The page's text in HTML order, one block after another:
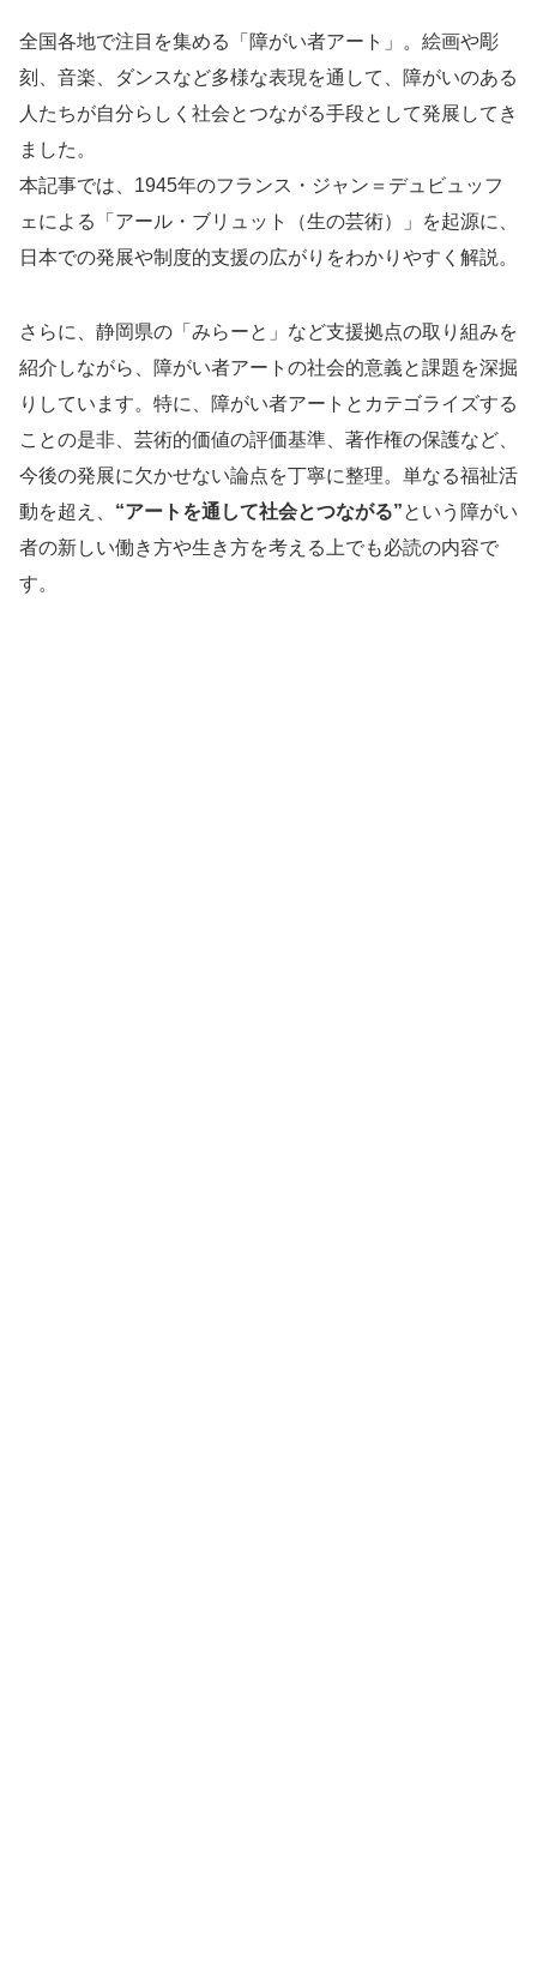
全国各地で注目を集める「障がい者アート」。絵画や彫
刻、音楽、ダンスなど多様な表現を通して、障がいのある
人たちが自分らしく社会とつながる手段として発展してき
ました。
本記事では、1945年のフランス・ジャン＝デュビュッフ
ェによる「アール・ブリュット（生の芸術）」を起源に、
日本での発展や制度的支援の広がりをわかりやすく解説。
さらに、静岡県の「みらーと」など支援拠点の取り組みを
紹介しながら、障がい者アートの社会的意義と課題を深掘
りしています。特に、障がい者アートとカテゴライズする
ことの是非、芸術的価値の評価基準、著作権の保護など、
今後の発展に欠かせない論点を丁寧に整理。単なる福祉活
動を超え、 “アートを通して社会とつながる”という障がい
者の新しい働き方や生き方を考える上でも必読の内容で
す。